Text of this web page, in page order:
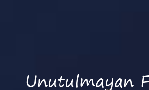
Unutulmayan